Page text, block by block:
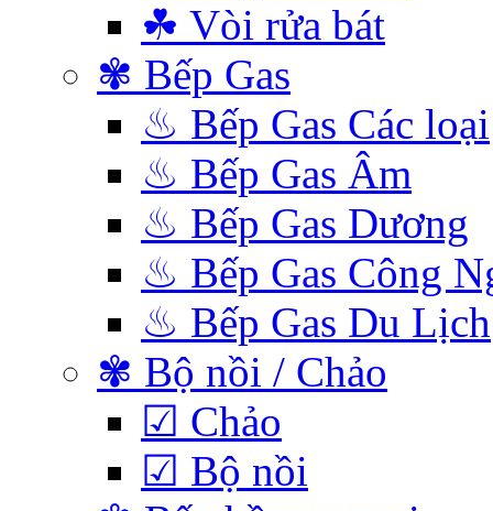
☘ Vòi rửa bát
✾ Bếp Gas
♨ Bếp Gas Các loại
♨ Bếp Gas Âm
♨ Bếp Gas Dương
♨ Bếp Gas Công
♨ Bếp Gas Du Lịch
✾ Bộ nồi / Chảo
☑ Chảo
☑ Bộ nồi